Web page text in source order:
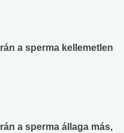
a sperma kellemetlen
a sperma állaga más,